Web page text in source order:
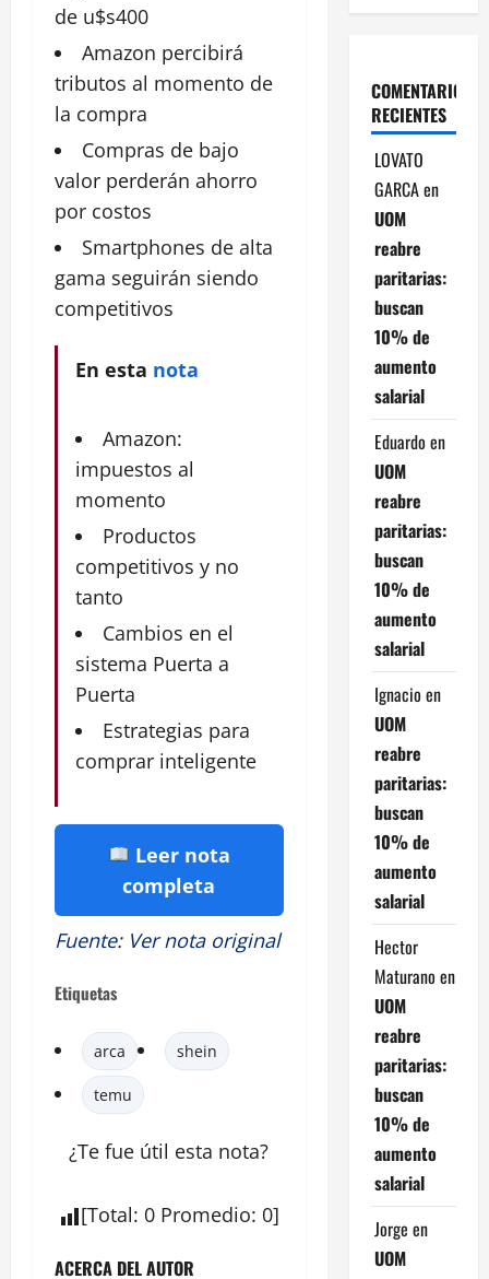
de u$s400
Amazon percibirá
tributos al momento de
la compra
Compras de bajo
valor perderán ahorro
por costos
Smartphones de alta
gama seguirán siendo
competitivos
En esta nota
Amazon:
impuestos al
momento
Productos
competitivos y no
tanto
Cambios en el
sistema Puerta a
Puerta
Estrategias para
comprar inteligente
Leer nota
completa
Fuente: Ver nota original
Etiquetas
arca shein
temu
¿Te fue útil esta nota?
[Total: 0 Promedio: 0]
ACERCA DEL AUTOR
COMENTARIOS
RECIENTES
LOVATO
GARCAen
UOM
reabre
paritarias:
buscan
10% de
aumento
salarial
Eduardo en
UOM
reabre
paritarias:
buscan
10% de
aumento
salarial
Ignacio en
UOM
reabre
paritarias:
buscan
10% de
aumento
salarial
Hector
Maturano en
UOM
reabre
paritarias:
buscan
10% de
aumento
salarial
Jorge en
UOM